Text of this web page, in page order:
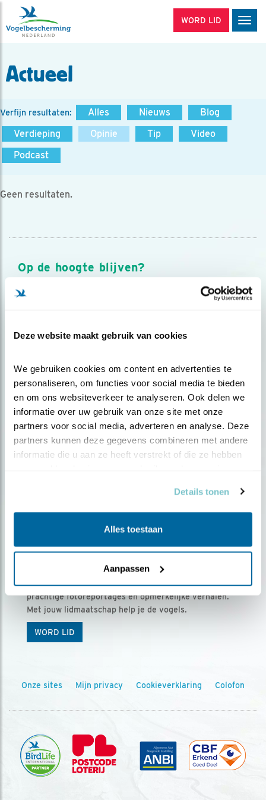
Deze website maakt gebruik van cookies
We gebruiken cookies om content en advertenties te
personaliseren, om functies voor social media te bieden
en om ons websiteverkeer te analyseren. Ook delen we
informatie over uw gebruik van onze site met onze
partners voor social media, adverteren en analyse. Deze
partners kunnen deze gegevens combineren met andere
informatie die u aan ze heeft verstrekt of die ze hebben
Details tonen
Alles toestaan
Aanpassen
WORD LID
Actueel
Verfijn resultaten: Alles Nieuws
Blog
Verdieping
Opinie Tip
Video
Podcast
Geen resultaten.
Op de hoogte blijven?
Meld je aan en ontvang nieuws, inspiratie, acties en tips
over vogels en activiteiten van Vogelbescherming.
Ontvang 5 x Vogels voor € 36,00 per jaar
Vogels is het tijdschrift voor onze leden, met
prachtige fotoreportages en opmerkelijke verhalen.
Met jouw lidmaatschap help je de vogels.
WORD LID
Onze sites Mijn privacy Cookieverklaring Colofon